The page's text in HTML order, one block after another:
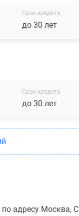
Срок кредита
до 30 лет
Срок кредита
до 30 лет
адресу Москва,